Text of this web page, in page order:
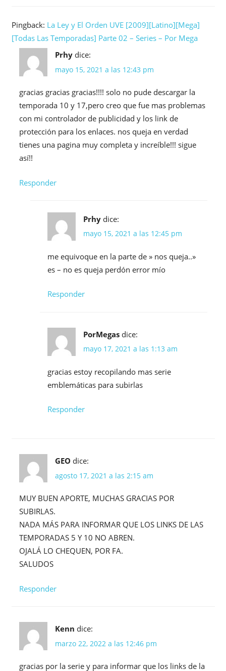
Pingback: La Ley y El Orden UVE [2009][Latino][Mega]
[Todas Las Temporadas] Parte 02 – Series – Por Mega
Prhy dice:
mayo 15, 2021 a las 12:43 pm
gracias gracias gracias!!!! solo no pude descargar la
temporada 10 y 17,pero creo que fue mas problemas
con mi controlador de publicidad y los link de
protección para los enlaces. nos queja en verdad
tienes una pagina muy completa y increíble!!! sigue
así!!
Responder
Prhy dice:
mayo 15, 2021 a las 12:45 pm
me equivoque en la parte de » nos queja..»
es – no es queja perdón error mío
Responder
PorMegas dice:
mayo 17, 2021 a las 1:13 am
gracias estoy recopilando mas serie
emblemáticas para subirlas
Responder
GEO dice:
agosto 17, 2021 a las 2:15 am
MUY BUEN APORTE, MUCHAS GRACIAS POR
SUBIRLAS.
NADA MÁS PARA INFORMAR QUE LOS LINKS DE LAS
TEMPORADAS 5 Y 10 NO ABREN.
OJALÁ LO CHEQUEN, POR FA.
SALUDOS
Responder
Kenn dice:
marzo 22, 2022 a las 12:46 pm
gracias por la serie y para informar que los links de la